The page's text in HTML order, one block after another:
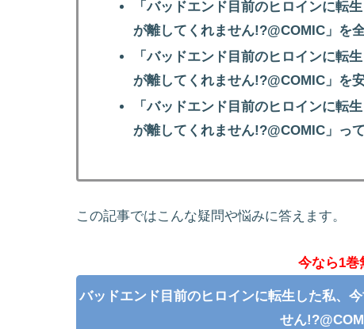
「バッドエンド目前のヒロインに転
が離してくれません!?@COMIC」を
「バッドエンド目前のヒロインに転
が離してくれません!?@COMIC」を
「バッドエンド目前のヒロインに転
が離してくれません!?@COMIC」っ
この記事ではこんな疑問や悩みに答えます。
今なら1巻
バッドエンド目前のヒロインに転生した私、
せん